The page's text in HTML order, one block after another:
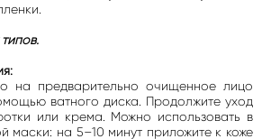
на предварительно очищенное лицо
ватного диска. Продолжите уход
или крема. Можно использовать в
маски: на 5–10 минут приложите к коже